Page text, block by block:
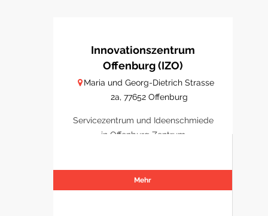
Innovationszentrum
Offenburg (IZO)
Maria und Georg-Dietrich Strasse
2a, 77652 Offenburg
Servicezentrum und Ideenschmiede
in Offenburg Zentrum
Mehr